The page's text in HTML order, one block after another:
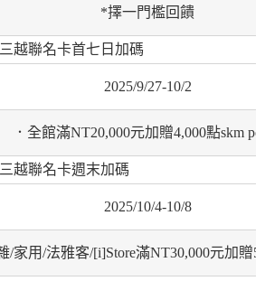
*擇一門檻回饋
越聯名卡首七日加碼
2025/9/27-10/2
．全館滿NT20,000元加贈4,000點skm
越聯名卡週末加碼
2025/10/4-10/8
/家用/法雅客/[i]Store滿NT30,000元加贈